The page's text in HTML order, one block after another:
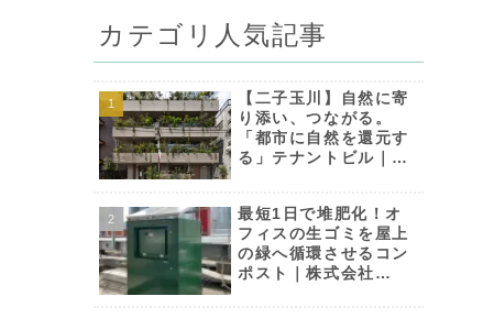
カテゴリ人気記事
【二子玉川】自然に寄
り添い、つながる。
「都市に自然を還元す
る」テナントビル｜株
最短1日で堆肥化！オ
フィスの生ゴミを屋上
の緑へ循環させるコン
ポスト｜株式会社